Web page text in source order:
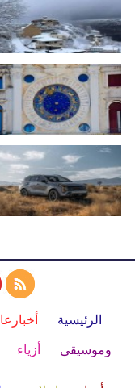
الرئيسية
وموسيقى أزياء